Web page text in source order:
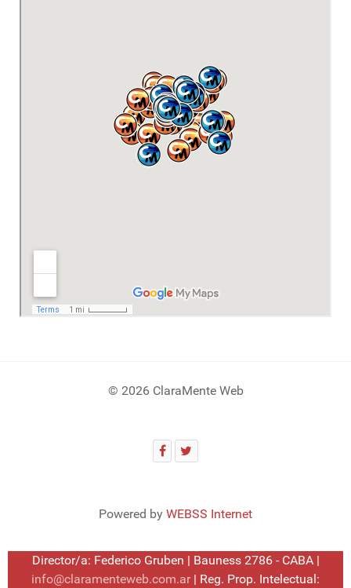
© 2026 ClaraMente Web
Powered by WEBSS Internet
Director/a: Federico Gruben | Bauness 2786 - CABA |
info@claramenteweb.com.ar | Reg. Prop. Intelectual: